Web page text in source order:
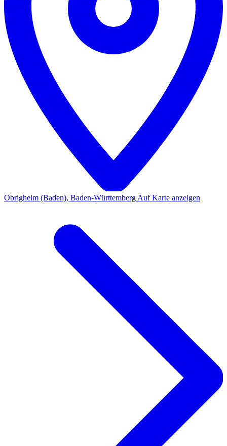
Obrigheim (Baden), Baden-Württemberg Auf Karte anzeigen